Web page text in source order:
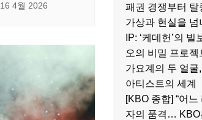
16 4월 2026
패권 경쟁부터 탈
가상과 현실을 넘
IP: ‘케데헌’의
오의 비밀 프로젝
가요계의 두 얼
아티스트의 세계
[KBO 종합] “어
자의 품격… KBO